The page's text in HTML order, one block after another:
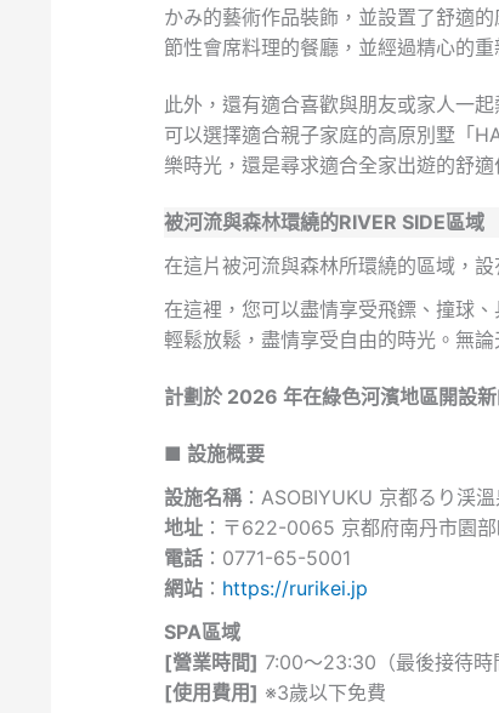
かみ的藝術作品裝飾，並設置了舒適
節性會席料理的餐廳，並經過精心的
此外，還有適合喜歡與朋友或家人一
可以選擇適合親子家庭的高原別墅「
樂時光，還是尋求適合全家出遊的舒
被河流與森林環繞的RIVER SIDE區域
在這片被河流與森林所環繞的區域，
在這裡，您可以盡情享受飛鏢、撞球
輕鬆放鬆，盡情享受自由的時光。無
計劃於 2026 年在綠色河濱地區開設
■ 設施概要
設施名稱 ：ASOBIYUKU 京都るり渓溫
地址 ：〒622-0065 京都府南丹市園
電話 ：0771-65-5001
網站 ： https://rurikei.jp
SPA區域
[營業時間] 7:00～23:30（最後接待時
[使用費用] ※3歲以下免費